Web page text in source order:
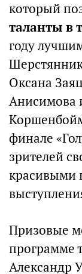
который
таланты в
году
Оксана
Анисимова
финале
зрителей
красивыми
Призовые
программе
Александр